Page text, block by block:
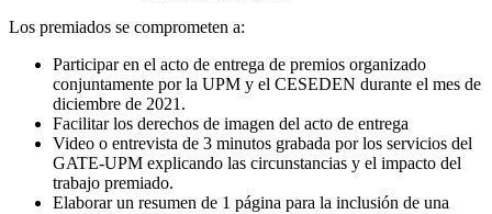
Los premiados se comprometen a:
Participar en el acto de entrega de premios organizado
conjuntamente por la UPM y el CESEDEN durante el mes de
diciembre de 2021.
Facilitar los derechos de imagen del acto de entrega
Video o entrevista de 3 minutos grabada por los servicios del
GATE-UPM explicando las circunstancias y el impacto del
trabajo premiado.
Elaborar un resumen de 1 página para la inclusión de una